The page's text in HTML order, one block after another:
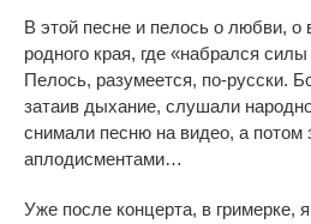
В этой песне и пелось о любви, о
родного края, где «набрался
Пелось, разумеется, по-русски.
затаив дыхание, слушали
снимали песню на видео, а потом
аплодисментами…
Уже после концерта, в гримерке,